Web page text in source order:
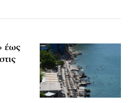
έως